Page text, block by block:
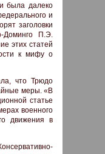
была далеко
и
заголовки
Доминго П.Э.
этих статей
к мифу о
что Трюдо
меры. «В
статье
военного
движения в